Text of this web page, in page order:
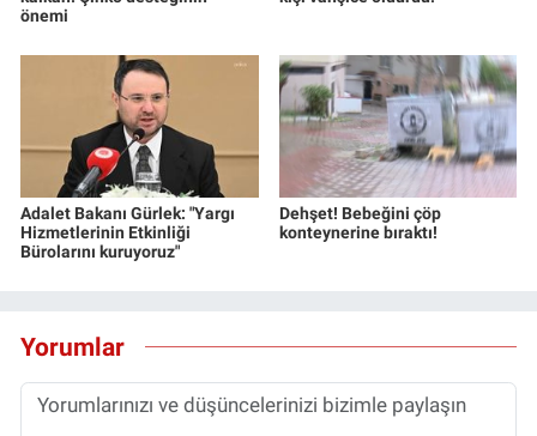
önemi
Adalet Bakanı Gürlek: "Yargı
Hizmetlerinin Etkinliği
Bürolarını kuruyoruz"
Dehşet! Bebeğini çöp
konteynerine bıraktı!
Yorumlar